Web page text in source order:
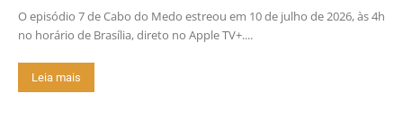
O episódio 7 de Cabo do Medo estreou em 10 de julho de 2026, às 4h
no horário de Brasília, direto no Apple TV+....
Leia mais